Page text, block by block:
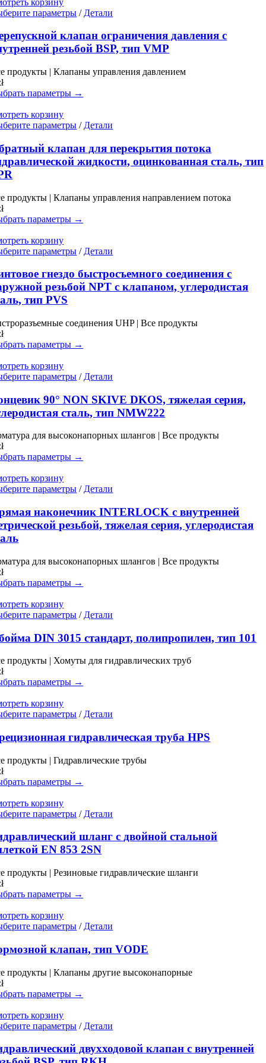
параметры Этот
имеет
несколько
вариаций.
можно
на
/ Детали
клапан ограничения давления с
резьбой BSP, тип VMP
продукты | Клапаны управления давлением
параметры →
корзину
параметры Этот
имеет
несколько
вариаций.
выбрать
странице
/ Детали
клапан для перекрытия потока
жидкости, оцинкованная сталь, тип
продукты | Клапаны управления направлением потока
параметры →
корзину
параметры Этот
имеет
несколько
вариаций.
выбрать
странице
/ Детали
гнездо быстросъемного соединения с
резьбой NPT с клапаном, углеродистая
тип PVS
соединения UHP | Все продукты
параметры →
корзину
параметры Этот
имеет
несколько
вариаций.
можно
на
/ Детали
90° NON SKIVE DKOS, тяжелая серия,
сталь, тип NMW222
для высоконапорных шлангов | Все продукты
параметры →
корзину
параметры Этот
имеет
несколько
вариаций.
выбрать
странице
/ Детали
наконечник INTERLOCK с внутренней
резьбой, тяжелая серия, углеродистая
для высоконапорных шлангов | Все продукты
параметры →
корзину
параметры Этот
имеет
несколько
вариаций.
Опции
выбрать
странице
товара.
/ Детали
DIN 3015 стандарт, полипропилен, тип 101
продукты | Хомуты для гидравлических труб
параметры →
корзину
параметры Этот
имеет
несколько
Опции
выбрать
странице
товара.
/ Детали
гидравлическая труба HPS
продукты | Гидравлические трубы
параметры →
корзину
параметры Этот
имеет
несколько
вариаций.
можно
на
/ Детали
шланг с двойной стальной
EN 853 2SN
продукты | Резиновые гидравлические шланги
параметры →
корзину
параметры Этот
имеет
несколько
Опции
выбрать
странице
товара.
/ Детали
клапан, тип VODE
продукты | Клапаны другие высоконапорные
параметры →
корзину
параметры Этот
имеет
несколько
/ Детали
двухходовой клапан с внутренней